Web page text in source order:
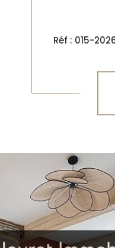
Réf : 015-